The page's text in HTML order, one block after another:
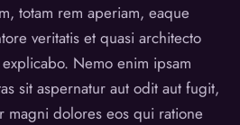
totam rem aperiam, eaque
veritatis et quasi architecto
Nemo enim ipsam
sit aspernatur aut odit aut fugit,
magni dolores eos qui ratione